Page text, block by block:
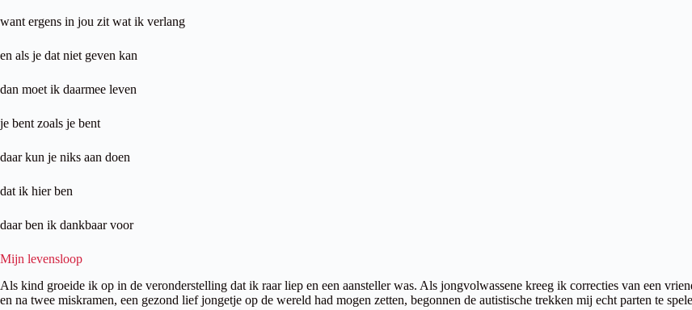
want ergens in jou zit wat ik verlang
en als je dat niet geven kan
dan moet ik daarmee leven
je bent zoals je bent
daar kun je niks aan doen
dat ik hier ben
daar ben ik dankbaar voor
Mijn levensloop
Als kind groeide ik op in de veronderstelling dat ik raar liep en een aansteller was. Als jongvolwassene kreeg ik correcties van een
en na twee miskramen, een gezond lief jongetje op de wereld had mogen zetten, begonnen de autistische trekken mij echt parten te